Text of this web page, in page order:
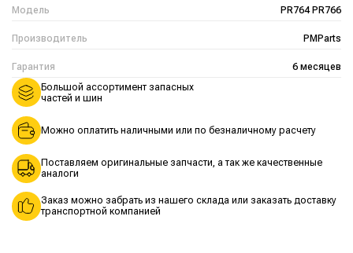
Модель PR764 PR766
Производитель PMParts
Гарантия 6 месяцев
Большой ассортимент запасных
частей и шин
Можно оплатить наличными или по безналичному расчету
Поставляем оригинальные запчасти, а так же качественные
аналоги
Заказ можно забрать из нашего склада или заказать доставку
транспортной компанией